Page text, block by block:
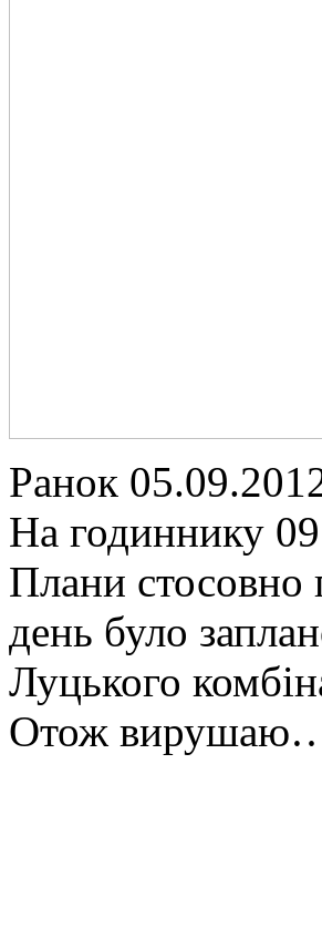
Ранок
На годиннику
Плани стосовно
день було
Луцького
Отож